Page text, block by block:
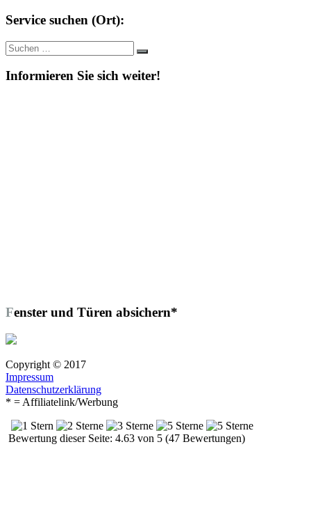
Service suchen (Ort):
Suche
nach:
Suchen
Informieren Sie sich weiter!
Fenster und Türen absichern*
Copyright © 2017
Impressum
Datenschutzerklärung
* = Affiliatelink/Werbung
Bewertung dieser Seite: 4.63 von 5 (47 Bewertungen)